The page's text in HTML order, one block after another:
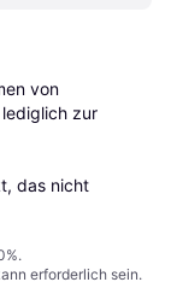
von
zur
das nicht
erforderlich sein.